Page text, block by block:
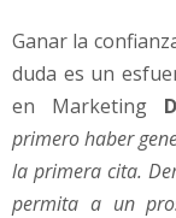
Ganar la
duda es un
en Marketing
primero haber
la primera cita.
permita a un